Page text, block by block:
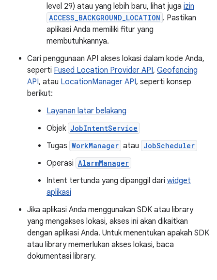
level 29) atau yang lebih baru, lihat juga izin
ACCESS_BACKGROUND_LOCATION . Pastikan
aplikasi Anda memiliki fitur yang
membutuhkannya.
Cari penggunaan API akses lokasi dalam kode Anda,
seperti Fused Location Provider API, Geofencing
API, atau LocationManager API, seperti konsep
berikut:
Layanan latar belakang
Objek JobIntentService
Tugas WorkManager atau JobScheduler
Operasi AlarmManager
Intent tertunda yang dipanggil dari widget
aplikasi
Jika aplikasi Anda menggunakan SDK atau library
yang mengakses lokasi, akses ini akan dikaitkan
dengan aplikasi Anda. Untuk menentukan apakah SDK
atau library memerlukan akses lokasi, baca
dokumentasi library.